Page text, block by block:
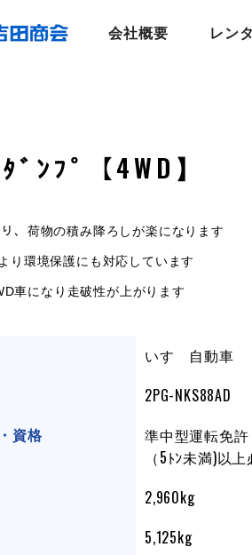
会社概要 レン
ﾝﾌﾟ【4WD】
、荷物の積み降ろしが楽になります
り環境保護にも対応しています
車になり走破性が上がります
いすゞ自動車
2PG-NKS88AD
資格
準中型運
（5ﾄﾝ未満)以
2,960kg
5,125kg